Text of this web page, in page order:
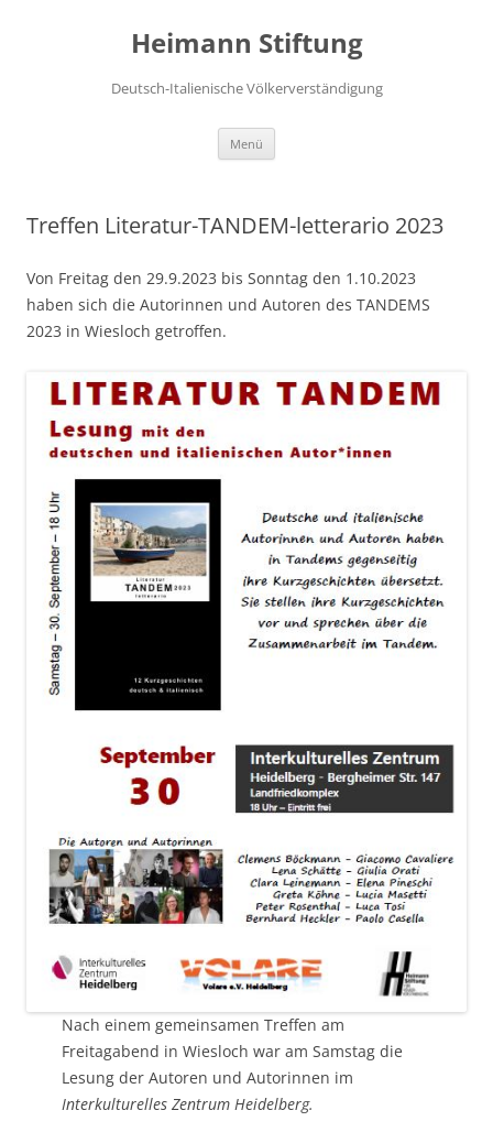
Heimann Stiftung
Deutsch-Italienische Völkerverständigung
Menü
Treffen Literatur-TANDEM-letterario 2023
Von Freitag den 29.9.2023 bis Sonntag den 1.10.2023
haben sich die Autorinnen und Autoren des TANDEMS
2023 in Wiesloch getroffen.
Nach einem gemeinsamen Treffen am
Freitagabend in Wiesloch war am Samstag die
Lesung der Autoren und Autorinnen im
Interkulturelles Zentrum Heidelberg.